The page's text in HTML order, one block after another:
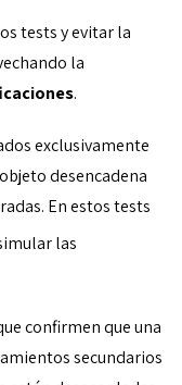
tests y evitar la
la
.
exclusivamente
desencadena
En estos tests
las
confirmen que una
secundarios